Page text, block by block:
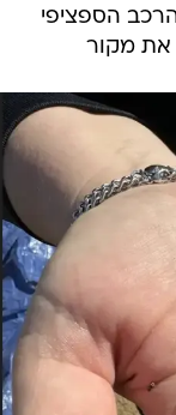
הספציפי
את מקור